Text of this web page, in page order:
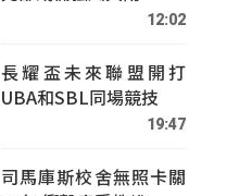
12:02
長耀盃未來聯盟開打
UBA和SBL同場競技
19:47
司馬庫斯校舍無照卡關